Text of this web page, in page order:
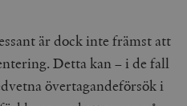
är dock inte främst att
Detta kan – i de fall
övertagandeförsök i